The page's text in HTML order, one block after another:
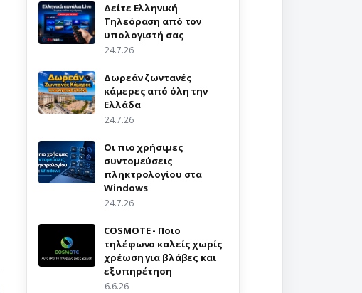
Δείτε Ελληνική
Τηλεόραση από τον
υπολογιστή σας
24.7.26
Δωρεάν ζωντανές
κάμερες από όλη την
Ελλάδα
24.7.26
Οι πιο χρήσιμες
συντομεύσεις
πληκτρολογίου στα
Windows
24.7.26
COSMOTE - Ποιο
τηλέφωνο καλείς χωρίς
χρέωση για βλάβες και
εξυπηρέτηση
6.6.26